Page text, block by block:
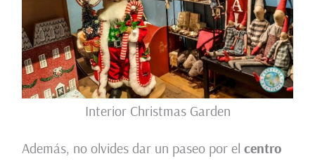
Interior Christmas Garden
Además, no olvides dar un paseo por el centro